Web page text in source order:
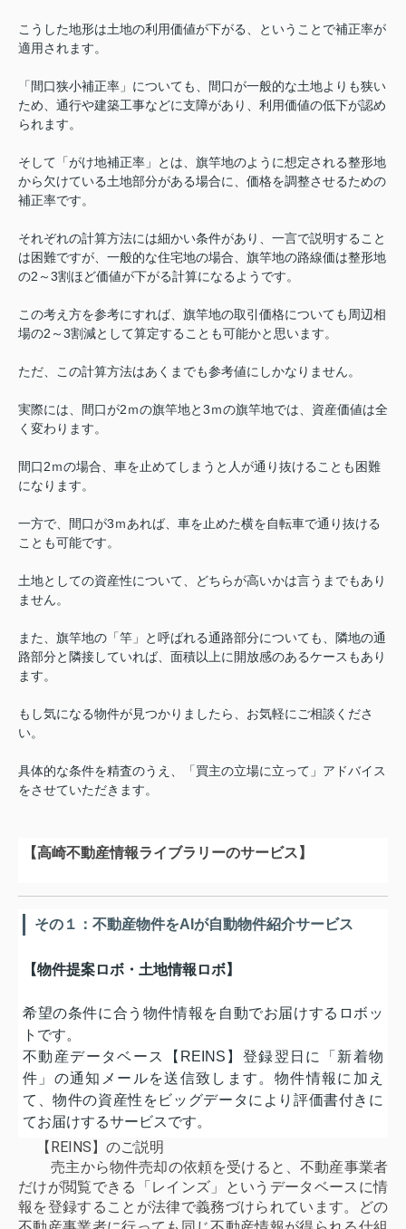
こうした地形は土地の利用価値が下がる、ということで補正率が
適用されます。
「間口狭小補正率」についても、間口が一般的な土地よりも狭い
ため、通行や建築工事などに支障があり、利用価値の低下が認め
られます。
そして「がけ地補正率」とは、旗竿地のように想定される整形地
から欠けている土地部分がある場合に、価格を調整させるための
補正率です。
それぞれの計算方法には細かい条件があり、一言で説明すること
は困難ですが、一般的な住宅地の場合、旗竿地の路線価は整形地
の2～3割ほど価値が下がる計算になるようです。
この考え方を参考にすれば、旗竿地の取引価格についても周辺相
場の2～3割減として算定することも可能かと思います。
ただ、この計算方法はあくまでも参考値にしかなりません。
実際には、間口が2ｍの旗竿地と3ｍの旗竿地では、資産価値は全
く変わります。
間口2ｍの場合、車を止めてしまうと人が通り抜けることも困難
になります。
一方で、間口が3ｍあれば、車を止めた横を自転車で通り抜ける
ことも可能です。
土地としての資産性について、どちらが高いかは言うまでもあり
ません。
また、旗竿地の「竿」と呼ばれる通路部分についても、隣地の通
路部分と隣接していれば、面積以上に開放感のあるケースもあり
ます。
もし気になる物件が見つかりましたら、お気軽にご相談くださ
い。
具体的な条件を精査のうえ、「買主の立場に立って」アドバイス
をさせていただきます。
【高崎不動産情報ライブラリーのサービス】
その１：不動産物件をAIが自動物件紹介サービス
【物件提案ロボ・土地情報ロボ】
希望の条件に合う物件情報を自動でお届けするロボッ
トです。
不動産データベース【REINS】登録翌日に「新着物
件」の通知メールを送信致します。物件情報に加え
て、物件の資産性をビッグデータにより評価書付きに
てお届けするサービスです。
【REINS】のご説明
売主から物件売却の依頼を受けると、不動産事業者
だけが閲覧できる「レインズ」というデータベースに情
報を登録することが法律で義務づけられています。どの